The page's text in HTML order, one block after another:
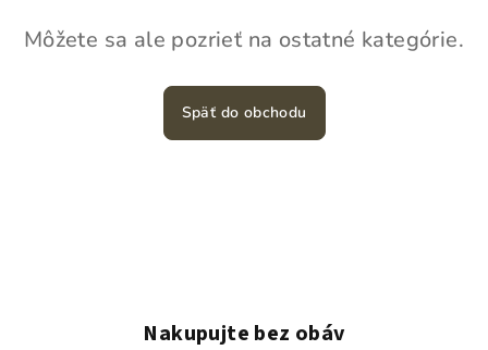
Môžete sa ale pozrieť na ostatné kategórie.
Späť do obchodu
Nakupujte bez obáv